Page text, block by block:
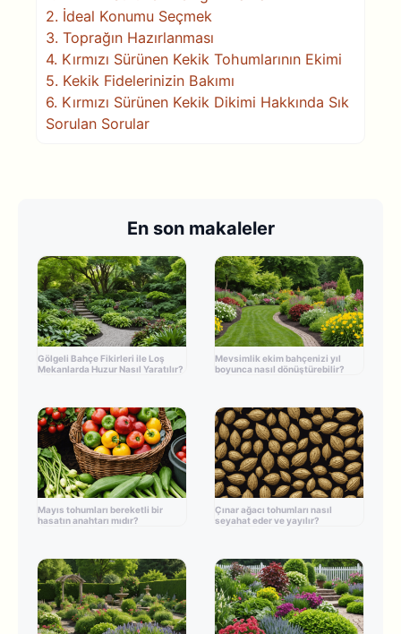
2. İdeal Konumu Seçmek
3. Toprağın Hazırlanması
4. Kırmızı Sürünen Kekik Tohumlarının Ekimi
5. Kekik Fidelerinizin Bakımı
6. Kırmızı Sürünen Kekik Dikimi Hakkında Sık
Sorulan Sorular
En son makaleler
Gölgeli Bahçe Fikirleri ile Loş
Mekanlarda Huzur Nasıl Yaratılır?
Mevsimlik ekim bahçenizi yıl
boyunca nasıl dönüştürebilir?
Mayıs tohumları bereketli bir
hasatın anahtarı mıdır?
Çınar ağacı tohumları nasıl
seyahat eder ve yayılır?